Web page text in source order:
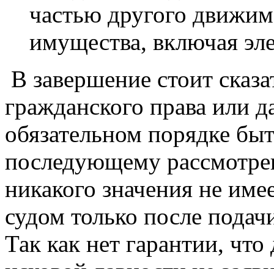
частью другого
имущества, включая
В завершение стоит
гражданского права или
обязательном порядке
последующему
никакого значения не
судом только после
Так как нет гарантии,